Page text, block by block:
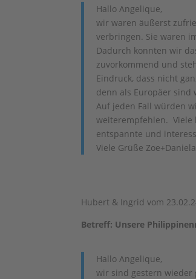
Hallo Angelique,
wir waren äußerst
verbringen. Sie waren
Dadurch konnten wir
zuvorkommend und
Eindruck, dass nicht
denn als Europäer sind
Auf jeden Fall würden
weiterempfehlen. Viele
entspannte und
Viele Grüße Zoe+Daniela
Hubert & Ingrid vom
Betreff: Unsere
Hallo Angelique,
wir sind gestern wieder